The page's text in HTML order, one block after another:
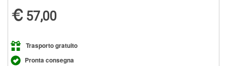
57,00
Trasporto gratuito
Pronta consegna